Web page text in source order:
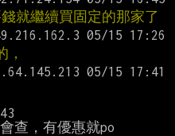
就繼續買固定的那家了
，
查，有優惠就po